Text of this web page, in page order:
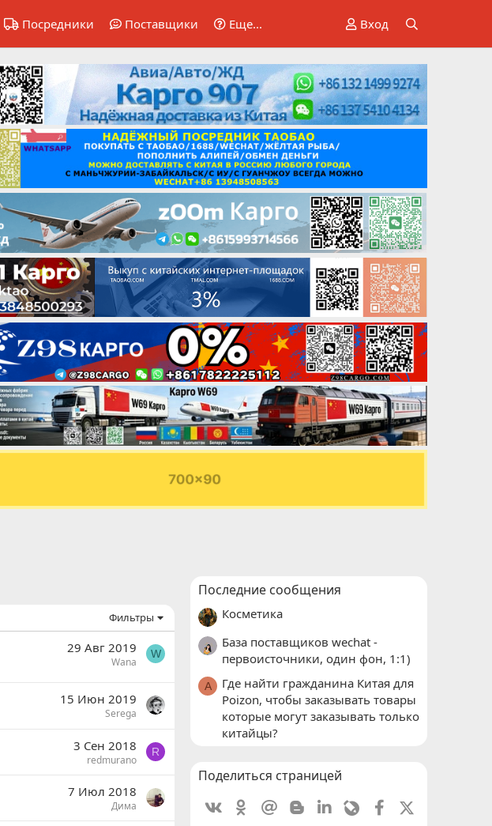
Посредники Поставщики Еще... Вход
Фильтры
29 Авг 2019
Wana
W
15 Июн 2019
Serega
3 Сен 2018
redmurano
R
7 Июл 2018
Дима
Последние сообщения
Косметика
База поставщиков wechat -
первоисточники, один фон, 1:1)
A
Где найти гражданина Китая для
Poizon, чтобы заказывать товары
которые могут заказывать только
китайцы?
Поделиться страницей
VkontakteOdnoklassniki
Mail.ru BloggerLinkedin
LivejournalFacebook